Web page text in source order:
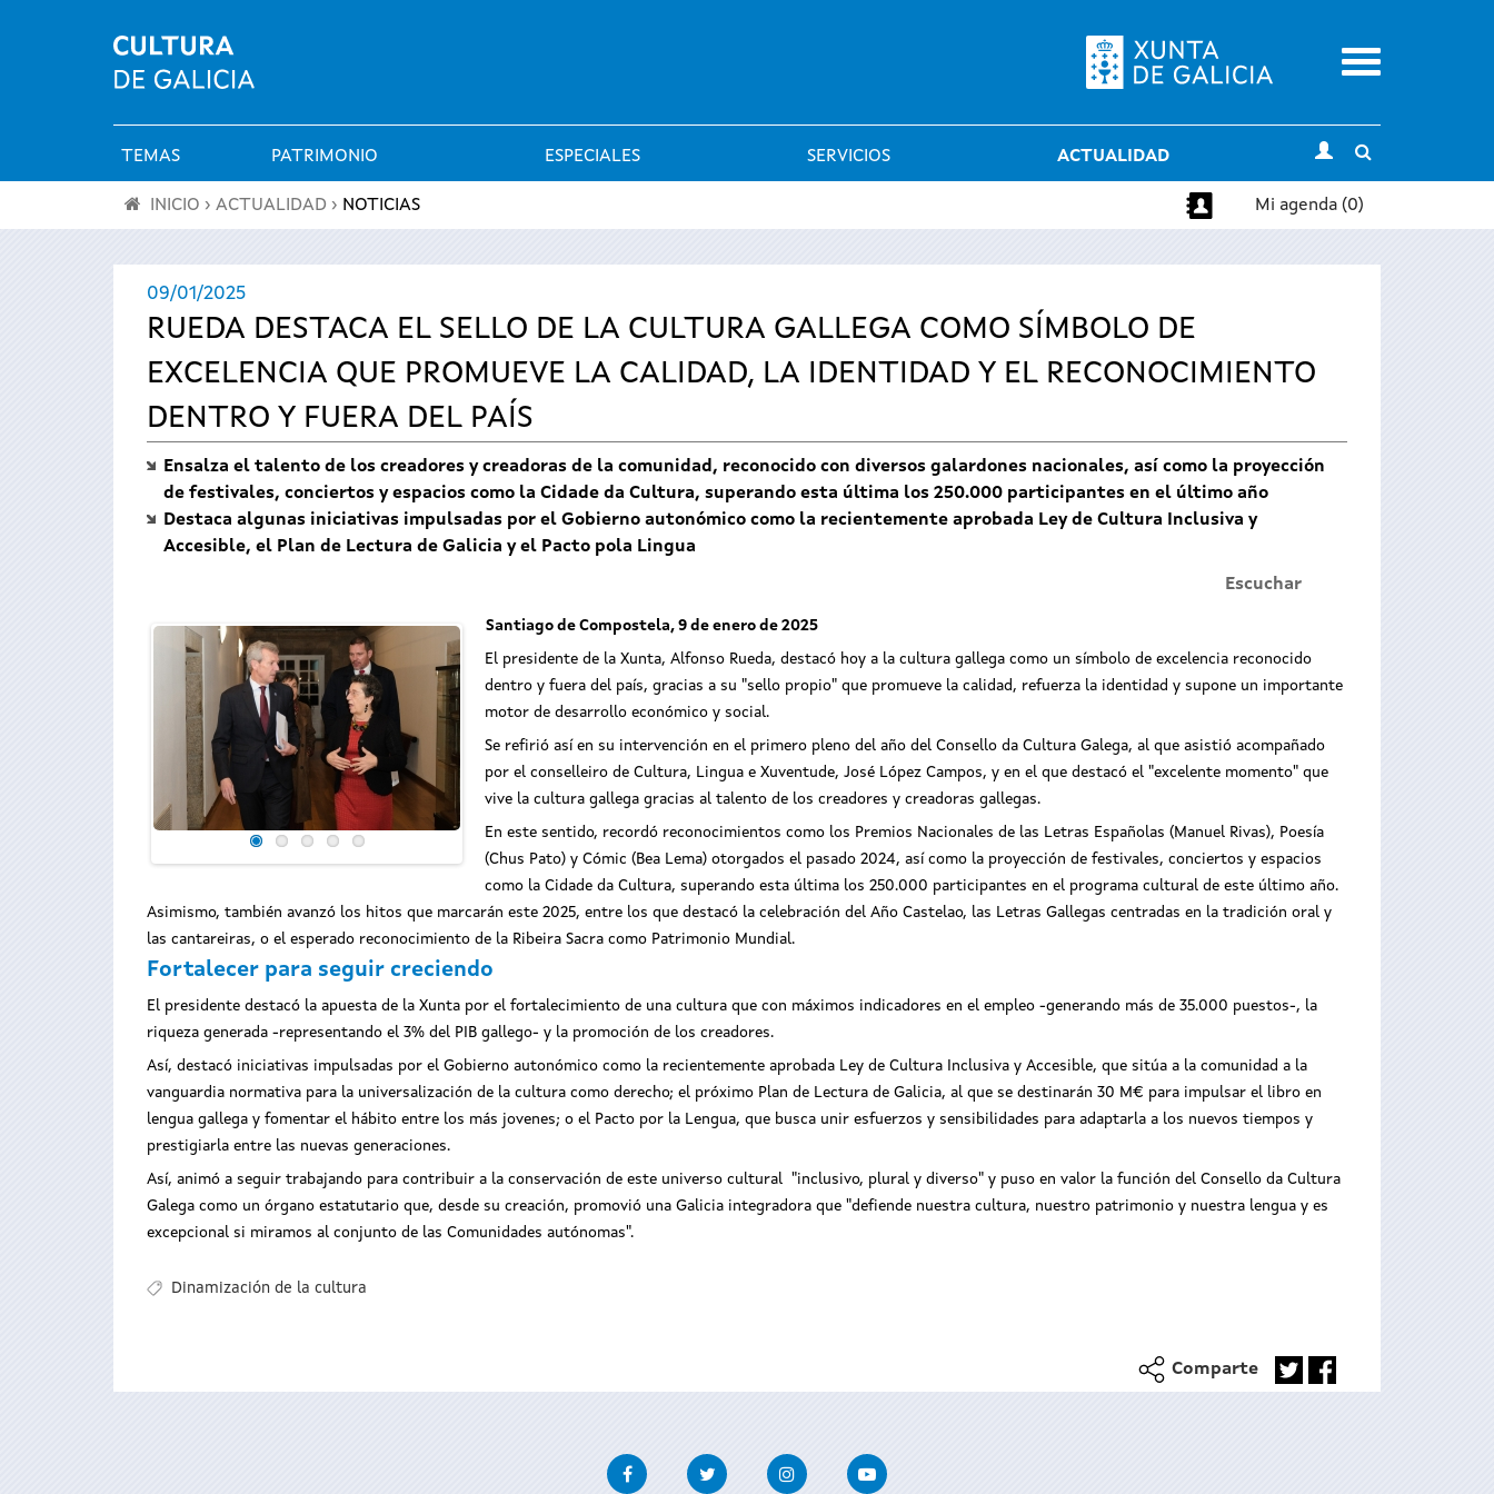
Menu
Menú
principal
TEMAS PATRIMONIO ESPECIALES SERVICIOS ACTUALIDAD
search
encuentra
aquí
INICIO › ACTUALIDAD › NOTICIAS Mi agenda (0)
09/01/2025
RUEDA DESTACA EL SELLO DE LA CULTURA GALLEGA COMO SÍMBOLO DE
EXCELENCIA QUE PROMUEVE LA CALIDAD, LA IDENTIDAD Y EL RECONOCIMIENTO
DENTRO Y FUERA DEL PAÍS
Ensalza el talento de los creadores y creadoras de la comunidad, reconocido con diversos galardones nacionales, así como la proyección
de festivales, conciertos y espacios como la Cidade da Cultura, superando esta última los 250.000 participantes en el último año
Destaca algunas iniciativas impulsadas por el Gobierno autonómico como la recientemente aprobada Ley de Cultura Inclusiva y
Accesible, el Plan de Lectura de Galicia y el Pacto pola Lingua
Escuchar
Santiago de Compostela, 9 de enero de 2025
El presidente de la Xunta, Alfonso Rueda, destacó hoy a la cultura gallega como un símbolo de excelencia reconocido
dentro y fuera del país, gracias a su "sello propio" que promueve la calidad, refuerza la identidad y supone un importante
motor de desarrollo económico y social.
Se refirió así en su intervención en el primero pleno del año del Consello da Cultura Galega, al que asistió acompañado
por el conselleiro de Cultura, Lingua e Xuventude, José López Campos, y en el que destacó el "excelente momento" que
vive la cultura gallega gracias al talento de los creadores y creadoras gallegas.
En este sentido, recordó reconocimientos como los Premios Nacionales de las Letras Españolas (Manuel Rivas), Poesía
(Chus Pato) y Cómic (Bea Lema) otorgados el pasado 2024, así como la proyección de festivales, conciertos y espacios
como la Cidade da Cultura, superando esta última los 250.000 participantes en el programa cultural de este último año.
Asimismo, también avanzó los hitos que marcarán este 2025, entre los que destacó la celebración del Año Castelao, las Letras Gallegas centradas en la tradición oral y
las cantareiras, o el esperado reconocimiento de la Ribeira Sacra como Patrimonio Mundial.
Fortalecer para seguir creciendo
El presidente destacó la apuesta de la Xunta por el fortalecimiento de una cultura que con máximos indicadores en el empleo -generando más de 35.000 puestos-, la
riqueza generada -representando el 3% del PIB gallego- y la promoción de los creadores.
Así, destacó iniciativas impulsadas por el Gobierno autonómico como la recientemente aprobada Ley de Cultura Inclusiva y Accesible, que sitúa a la comunidad a la
vanguardia normativa para la universalización de la cultura como derecho; el próximo Plan de Lectura de Galicia, al que se destinarán 30 M€ para impulsar el libro en
lengua gallega y fomentar el hábito entre los más jovenes; o el Pacto por la Lengua, que busca unir esfuerzos y sensibilidades para adaptarla a los nuevos tiempos y
prestigiarla entre las nuevas generaciones.
Así, animó a seguir trabajando para contribuir a la conservación de este universo cultural "inclusivo, plural y diverso" y puso en valor la función del Consello da Cultura
Galega como un órgano estatutario que, desde su creación, promovió una Galicia integradora que "defiende nuestra cultura, nuestro patrimonio y nuestra lengua y es
excepcional si miramos al conjunto de las Comunidades autónomas".
Dinamización de la cultura
Comparte
FacebookTwitter InstagramYoutube